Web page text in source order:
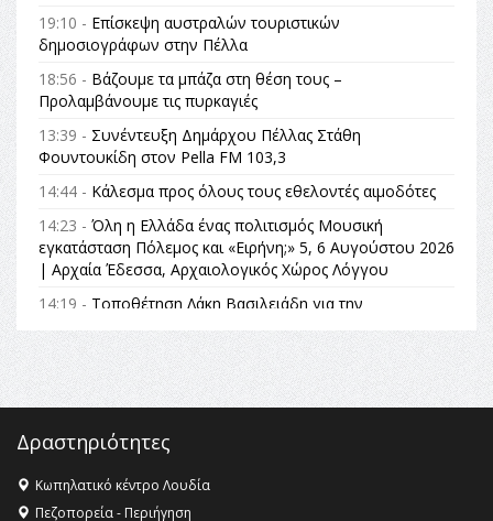
19:10 - Επίσκεψη αυστραλών τουριστικών
δημοσιογράφων στην Πέλλα
18:56 - Βάζουμε τα μπάζα στη θέση τους –
Προλαμβάνουμε τις πυρκαγιές
13:39 - Συνέντευξη Δημάρχου Πέλλας Στάθη
Φουντουκίδη στον Pella FM 103,3
14:44 - Κάλεσμα προς όλους τους εθελοντές αιμοδότες
14:23 - Όλη η Ελλάδα ένας πολιτισμός Μουσική
εγκατάσταση Πόλεμος και «Ειρήνη;» 5, 6 Αυγούστου 2026
| Αρχαία Έδεσσα, Αρχαιολογικός Χώρος Λόγγου
14:19 - Τοποθέτηση Λάκη Βασιλειάδη για την
Αναθεώρηση του Συντάγματος: «Σε τέτοιες κορυφαίες
θεσμικές διαδικασίες υπάρχει μόνο η ευθύνη απέναντι
στις επόμενες γενιές»
16:35 -Το πρόγραμμα του ΠΑΟΚ στον δεύτερο γύρο του
16:27 - Όλυμπος: Εντάχθηκε στον Κατάλογο Παγκόσμιας
Κληρονομιάς της UNESCO – Ομόφωνη η απόφαση Ο
Όλυμπος αναγνωρίστηκε ως φυσικό και πολιτιστικό
Δραστηριότητες
Κωπηλατικό κέντρο Λουδία
Πεζοπορεία - Περιήγηση